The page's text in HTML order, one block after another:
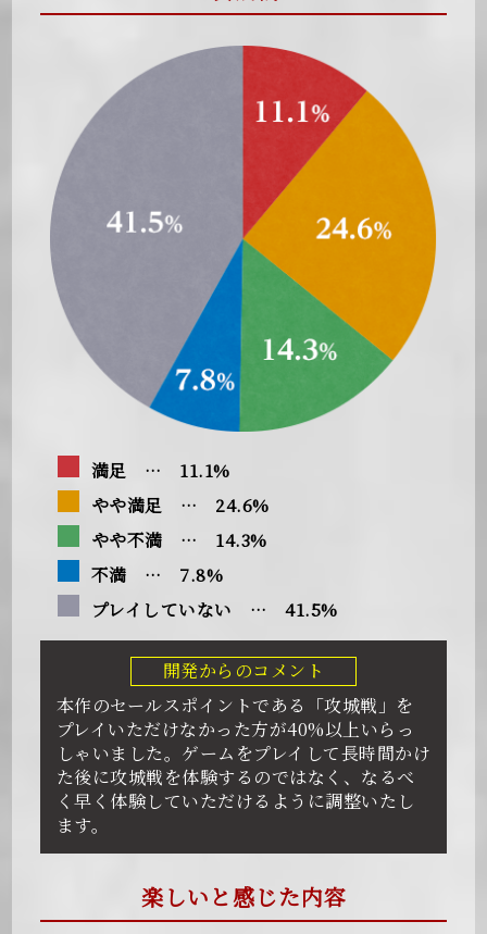
満足 … 11.1%
やや満足 … 24.6%
やや不満 … 14.3%
不満 … 7.8%
プレイしていない … 41.5%
開発からのコメント
本作のセールスポイントである「攻城戦」を
プレイいただけなかった方が40%以上いらっ
しゃいました。ゲームをプレイして長時間かけ
た後に攻城戦を体験するのではなく、なるべ
く早く体験していただけるように調整いたし
ます。
楽しいと感じた内容